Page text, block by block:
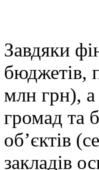
Завдяки
бюджетів,
млн грн), а
громад та
об’єктів
закладів